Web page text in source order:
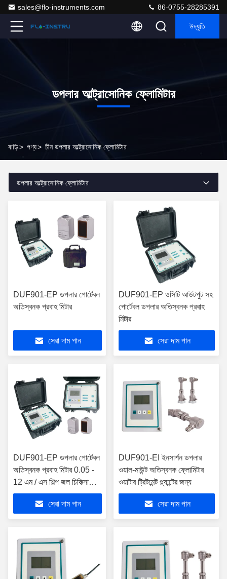
sales@flo-instruments.com 86-0755-28285391
উদ্ধৃতি
ডপলার আল্ট্রাসোনিক ফ্লোমিটার
বাড়ি> পণ্য> চীন ডপলার আল্ট্রাসোনিক ফ্লোমিটার
ডপলার আল্ট্রাসোনিক ফ্লোমিটার
DUF901-EP ডপলার পোর্টেবল
অতিস্বনক প্রবাহ মিটার
সেরা দাম পান
DUF901-EP ওসিটি আউটপুট সহ
পোর্টেবল ডপলার অতিস্বনক প্রবাহ
মিটার
সেরা দাম পান
DUF901-EP ডপলার পোর্টেবল
অতিস্বনক প্রবাহ মিটার 0.05 -
12 এম / এস শিল্প জল চিকিত্সা
উদ্ভিদ জন্য
সেরা দাম পান
DUF901-EI ইনসার্শন ডপলার
ওয়াল-মাউন্ট অতিস্বনক ফ্লোমিটার
ওয়াটার ট্রিটমেন্ট প্ল্যান্টের জন্য
সেরা দাম পান